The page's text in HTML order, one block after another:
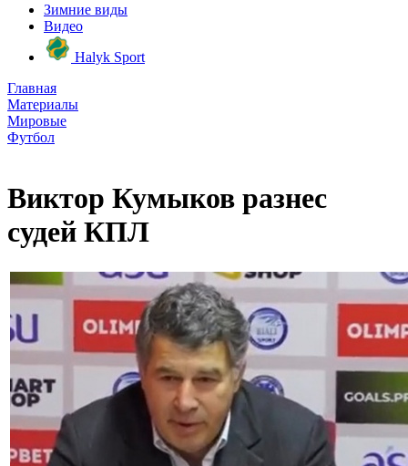
Зимние виды
Видео
Halyk Sport
Главная
Материалы
Мировые
Футбол
Виктор Кумыков разнес
судей КПЛ